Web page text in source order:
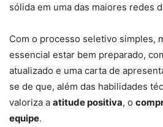
sólida em uma das maiores redes
Com o processo seletivo simples,
essencial estar bem preparado,
atualizado e uma carta de
se de que, além das habilidades
valoriza a atitude positiva, o
equipe.